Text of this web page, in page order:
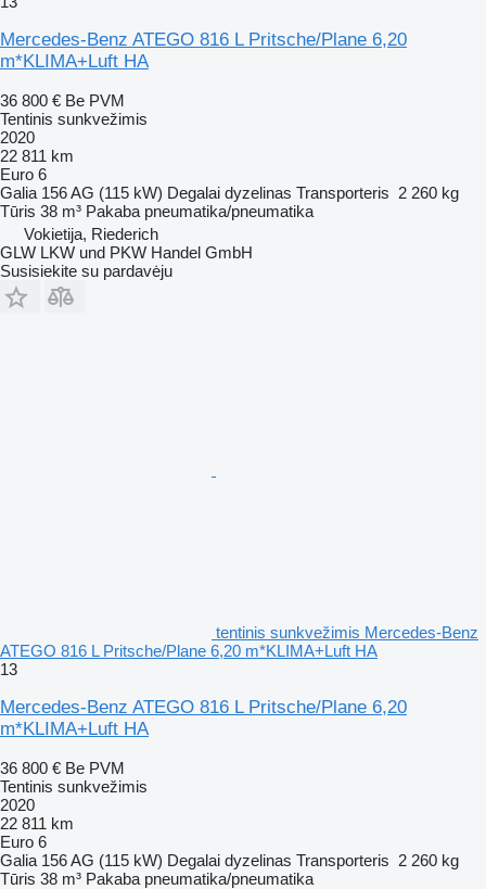
Mercedes-Benz ATEGO 816 L Pritsche/Plane 6,20
m*KLIMA+Luft HA
36 800 € Be PVM
Tentinis sunkvežimis
2020
22 811 km
Euro 6
Galia 156 AG (115 kW) Degalai dyzelinas Transporteris 2 260 kg
Tūris 38 m³ Pakaba pneumatika/pneumatika
Vokietija, Riederich
GLW LKW und PKW Handel GmbH
Susisiekite su pardavėju
tentinis sunkvežimis Mercedes-Benz
ATEGO 816 L Pritsche/Plane 6,20 m*KLIMA+Luft HA
13
Mercedes-Benz ATEGO 816 L Pritsche/Plane 6,20
m*KLIMA+Luft HA
36 800 € Be PVM
Tentinis sunkvežimis
2020
22 811 km
Euro 6
Galia 156 AG (115 kW) Degalai dyzelinas Transporteris 2 260 kg
Tūris 38 m³ Pakaba pneumatika/pneumatika